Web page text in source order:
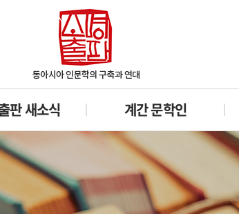
판 새소식 계간 문학인